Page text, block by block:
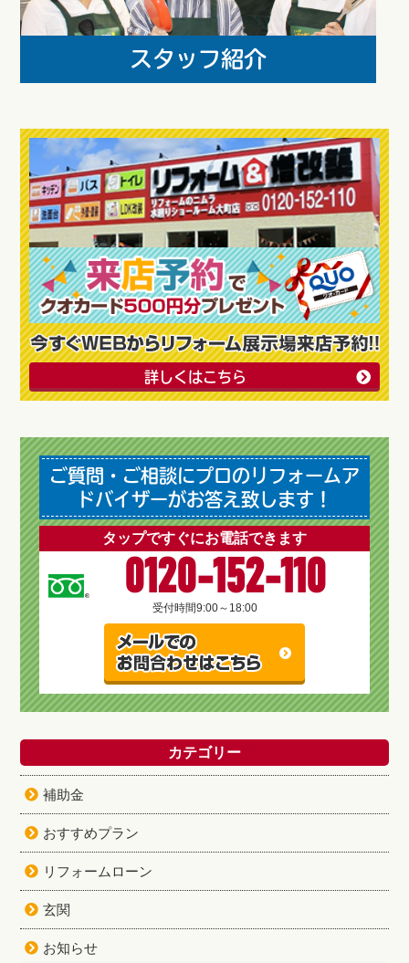
詳しくはこちら
ご質問・ご相談にプロのリフォームア
ドバイザーがお答え致します！
タップですぐにお電話できます
0120-152-110
受付時間9:00～18:00
カテゴリー
補助金
おすすめプラン
リフォームローン
玄関
お知らせ